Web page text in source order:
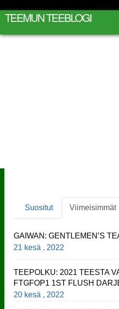
TEEMUN TEEBLOGI
Suositut Viimeisimmät
GAIWAN: GENTLEMEN’S
21 kesä , 2022
TEEPOLKU: 2021 TEESTA
FTGFOP1 1ST FLUSH
20 kesä , 2022